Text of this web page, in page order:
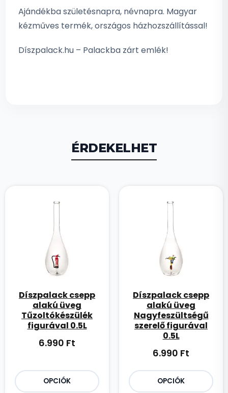
Ajándékba születésnapra, névnapra. Magyar
kézműves termék, országos házhozszállítással!
Díszpalack.hu – Palackba zárt emlék!
ÉRDEKELHET
Díszpalack csepp
alakú üveg
Tűzoltókészülék
figurával 0.5L
6.990 Ft
OPCIÓK
Díszpalack csepp
alakú üveg
Nagyfeszültségű
szerelő figurával
0.5L
6.990 Ft
OPCIÓK